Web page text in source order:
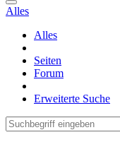
Alles
Alles
Seiten
Forum
Erweiterte Suche